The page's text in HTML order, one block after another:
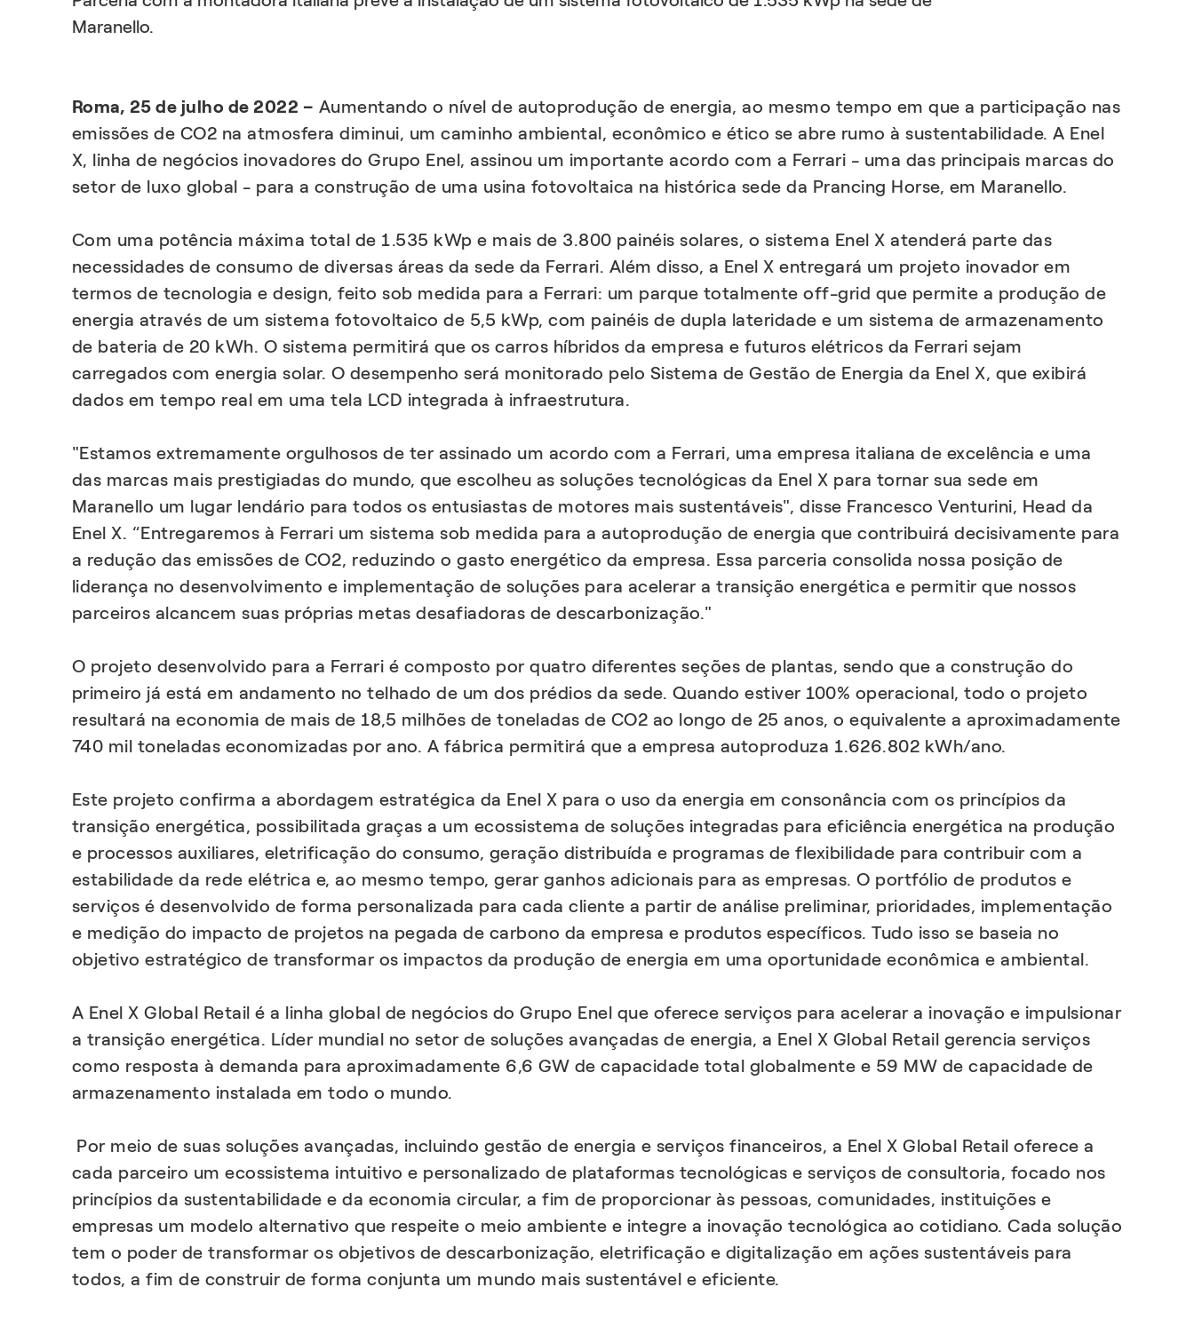
EXPLORAR
EXPLORAR
Maranello.
Roma, 25 de julho de 2022 – Aumentando o nível de autoprodução de energia, ao mesmo tempo em que a participação nas
emissões de CO2 na atmosfera diminui, um caminho ambiental, econômico e ético se abre rumo à sustentabilidade. A Enel
X, linha de negócios inovadores do Grupo Enel, assinou um importante acordo com a Ferrari - uma das principais marcas do
setor de luxo global - para a construção de uma usina fotovoltaica na histórica sede da Prancing Horse, em Maranello.
Com uma potência máxima total de 1.535 kWp e mais de 3.800 painéis solares, o sistema Enel X atenderá parte das
necessidades de consumo de diversas áreas da sede da Ferrari. Além disso, a Enel X entregará um projeto inovador em
termos de tecnologia e design, feito sob medida para a Ferrari: um parque totalmente off-grid que permite a produção de
energia através de um sistema fotovoltaico de 5,5 kWp, com painéis de dupla lateridade e um sistema de armazenamento
de bateria de 20 kWh. O sistema permitirá que os carros híbridos da empresa e futuros elétricos da Ferrari sejam
carregados com energia solar. O desempenho será monitorado pelo Sistema de Gestão de Energia da Enel X, que exibirá
dados em tempo real em uma tela LCD integrada à infraestrutura.
"Estamos extremamente orgulhosos de ter assinado um acordo com a Ferrari, uma empresa italiana de excelência e uma
das marcas mais prestigiadas do mundo, que escolheu as soluções tecnológicas da Enel X para tornar sua sede em
Maranello um lugar lendário para todos os entusiastas de motores mais sustentáveis", disse Francesco Venturini, Head da
Enel X. “Entregaremos à Ferrari um sistema sob medida para a autoprodução de energia que contribuirá decisivamente para
a redução das emissões de CO2, reduzindo o gasto energético da empresa. Essa parceria consolida nossa posição de
liderança no desenvolvimento e implementação de soluções para acelerar a transição energética e permitir que nossos
parceiros alcancem suas próprias metas desafiadoras de descarbonização."
O projeto desenvolvido para a Ferrari é composto por quatro diferentes seções de plantas, sendo que a construção do
primeiro já está em andamento no telhado de um dos prédios da sede. Quando estiver 100% operacional, todo o projeto
resultará na economia de mais de 18,5 milhões de toneladas de CO2 ao longo de 25 anos, o equivalente a aproximadamente
740 mil toneladas economizadas por ano. A fábrica permitirá que a empresa autoproduza 1.626.802 kWh/ano.
Este projeto confirma a abordagem estratégica da Enel X para o uso da energia em consonância com os princípios da
transição energética, possibilitada graças a um ecossistema de soluções integradas para eficiência energética na produção
e processos auxiliares, eletrificação do consumo, geração distribuída e programas de flexibilidade para contribuir com a
estabilidade da rede elétrica e, ao mesmo tempo, gerar ganhos adicionais para as empresas. O portfólio de produtos e
serviços é desenvolvido de forma personalizada para cada cliente a partir de análise preliminar, prioridades, implementação
e medição do impacto de projetos na pegada de carbono da empresa e produtos específicos. Tudo isso se baseia no
objetivo estratégico de transformar os impactos da produção de energia em uma oportunidade econômica e ambiental.
A Enel X Global Retail é a linha global de negócios do Grupo Enel que oferece serviços para acelerar a inovação e impulsionar
a transição energética. Líder mundial no setor de soluções avançadas de energia, a Enel X Global Retail gerencia serviços
como resposta à demanda para aproximadamente 6,6 GW de capacidade total globalmente e 59 MW de capacidade de
armazenamento instalada em todo o mundo.
Por meio de suas soluções avançadas, incluindo gestão de energia e serviços financeiros, a Enel X Global Retail oferece a
cada parceiro um ecossistema intuitivo e personalizado de plataformas tecnológicas e serviços de consultoria, focado nos
princípios da sustentabilidade e da economia circular, a fim de proporcionar às pessoas, comunidades, instituições e
empresas um modelo alternativo que respeite o meio ambiente e integre a inovação tecnológica ao cotidiano. Cada solução
tem o poder de transformar os objetivos de descarbonização, eletrificação e digitalização em ações sustentáveis para
todos, a fim de construir de forma conjunta um mundo mais sustentável e eficiente.